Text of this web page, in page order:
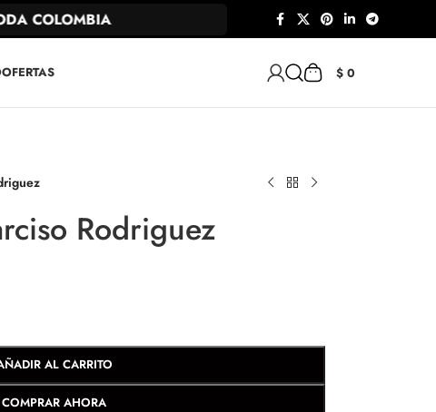
COLOMBIA
OFERTAS $0
Rodriguez
AL CARRITO
COMPRAR AHORA